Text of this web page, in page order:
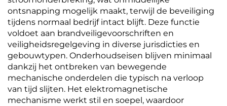
ontsnapping mogelijk maakt, terwijl de beveiliging
tijdens normaal bedrijf intact blijft. Deze functie
voldoet aan brandveiligevoorschriften en
veiligheidsregelgeving in diverse jurisdicties en
gebouwtypen. Onderhoudseisen blijven minimaal
dankzij het ontbreken van bewegende
mechanische onderdelen die typisch na verloop
van tijd slijten. Het elektromagnetische
mechanisme werkt stil en soepel, waardoor